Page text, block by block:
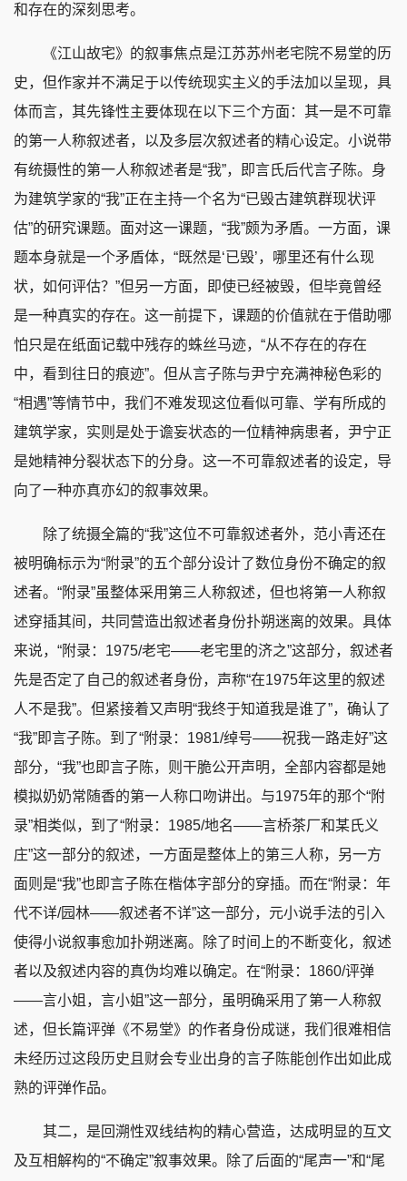
和存在的深刻思考。
《江山故宅》的叙事焦点是江苏苏州老宅院不易堂的历
史，但作家并不满足于以传统现实主义的手法加以呈现，具
体而言，其先锋性主要体现在以下三个方面：其一是不可靠
的第一人称叙述者，以及多层次叙述者的精心设定。小说带
有统摄性的第一人称叙述者是“我”，即言氏后代言子陈。身
为建筑学家的“我”正在主持一个名为“已毁古建筑群现状评
估”的研究课题。面对这一课题，“我”颇为矛盾。一方面，课
题本身就是一个矛盾体，“既然是‘已毁’，哪里还有什么现
状，如何评估？”但另一方面，即使已经被毁，但毕竟曾经
是一种真实的存在。这一前提下，课题的价值就在于借助哪
怕只是在纸面记载中残存的蛛丝马迹，“从不存在的存在
中，看到往日的痕迹”。但从言子陈与尹宁充满神秘色彩的
“相遇”等情节中，我们不难发现这位看似可靠、学有所成的
建筑学家，实则是处于谵妄状态的一位精神病患者，尹宁正
是她精神分裂状态下的分身。这一不可靠叙述者的设定，导
向了一种亦真亦幻的叙事效果。
除了统摄全篇的“我”这位不可靠叙述者外，范小青还在
被明确标示为“附录”的五个部分设计了数位身份不确定的叙
述者。“附录”虽整体采用第三人称叙述，但也将第一人称叙
述穿插其间，共同营造出叙述者身份扑朔迷离的效果。具体
来说，“附录：1975/老宅——老宅里的济之”这部分，叙述者
先是否定了自己的叙述者身份，声称“在1975年这里的叙述
人不是我”。但紧接着又声明“我终于知道我是谁了”，确认了
“我”即言子陈。到了“附录：1981/绰号——祝我一路走好”这
部分，“我”也即言子陈，则干脆公开声明，全部内容都是她
模拟奶奶常随香的第一人称口吻讲出。与1975年的那个“附
录”相类似，到了“附录：1985/地名——言桥茶厂和某氏义
庄”这一部分的叙述，一方面是整体上的第三人称，另一方
面则是“我”也即言子陈在楷体字部分的穿插。而在“附录：年
代不详/园林——叙述者不详”这一部分，元小说手法的引入
使得小说叙事愈加扑朔迷离。除了时间上的不断变化，叙述
者以及叙述内容的真伪均难以确定。在“附录：1860/评弹
——言小姐，言小姐”这一部分，虽明确采用了第一人称叙
述，但长篇评弹《不易堂》的作者身份成谜，我们很难相信
未经历过这段历史且财会专业出身的言子陈能创作出如此成
熟的评弹作品。
其二，是回溯性双线结构的精心营造，达成明显的互文
及互相解构的“不确定”叙事效果。除了后面的“尾声一”和“尾